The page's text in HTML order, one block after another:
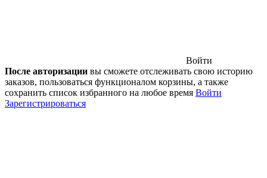
Войти
После авторизации вы сможете отслеживать свою историю
заказов, пользоваться функционалом корзины, а также
сохранить список избранного на любое время Войти
Зарегистрироваться